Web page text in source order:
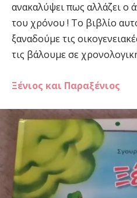
ανακαλύψει πως αλλάζει ο
του χρόνου ! Το βιβλίο
ξαναδούμε τις
τις βάλουμε σε
Ξένιος και Παραξένιος